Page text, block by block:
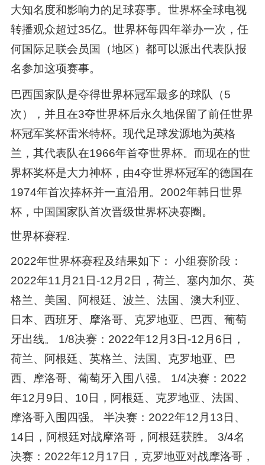
大知名度和影响力的足球赛事。世界杯全球电视
转播观众超过35亿。世界杯每四年举办一次，任
何国际足联会员国（地区）都可以派出代表队报
名参加这项赛事。
巴西国家队是夺得世界杯冠军最多的球队（5
次），并且在3夺世界杯后永久地保留了前任世界
杯冠军奖杯雷米特杯。现代足球发源地为英格
兰，其代表队在1966年首夺世界杯。而现在的世
界杯奖杯是大力神杯，由4夺世界杯冠军的德国在
1974年首次捧杯并一直沿用。2002年韩日世界
杯，中国国家队首次晋级世界杯决赛圈。
世界杯赛程.
2022年世界杯赛程及结果如下： 小组赛阶段：
2022年11月21日-12月2日，荷兰、塞内加尔、英
格兰、美国、阿根廷、波兰、法国、澳大利亚、
日本、西班牙、摩洛哥、克罗地亚、巴西、葡萄
牙出线。 1/8决赛：2022年12月3日-12月6日，
荷兰、阿根廷、英格兰、法国、克罗地亚、巴
西、摩洛哥、葡萄牙入围八强。 1/4决赛：2022
年12月9日、10日，阿根廷、克罗地亚、法国、
摩洛哥入围四强。 半决赛：2022年12月13日、
14日，阿根廷对战摩洛哥，阿根廷获胜。 3/4名
决赛：2022年12月17日，克罗地亚对战摩洛哥，